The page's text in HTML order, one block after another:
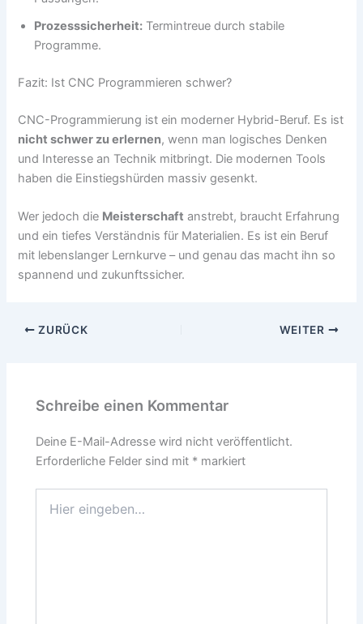
Prozesssicherheit: Termintreue durch stabile
Programme.
Fazit: Ist CNC Programmieren schwer?
CNC-Programmierung ist ein moderner Hybrid-Beruf. Es ist
nicht schwer zu erlernen, wenn man logisches Denken
und Interesse an Technik mitbringt. Die modernen Tools
haben die Einstiegshürden massiv gesenkt.
Wer jedoch die Meisterschaft anstrebt, braucht Erfahrung
und ein tiefes Verständnis für Materialien. Es ist ein Beruf
mit lebenslanger Lernkurve – und genau das macht ihn so
spannend und zukunftssicher.
ZURÜCK WEITER
Schreibe einen Kommentar
Deine E-Mail-Adresse wird nicht veröffentlicht.
Erforderliche Felder sind mit * markiert
eingeben…